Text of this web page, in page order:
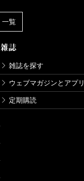
一覧
雑誌
雑誌を探す
ウェブマガジンとアプリ
定期購読